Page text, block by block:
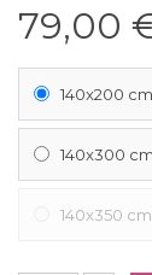
79,00
140x200 cm
140x300 cm
140x350 cm